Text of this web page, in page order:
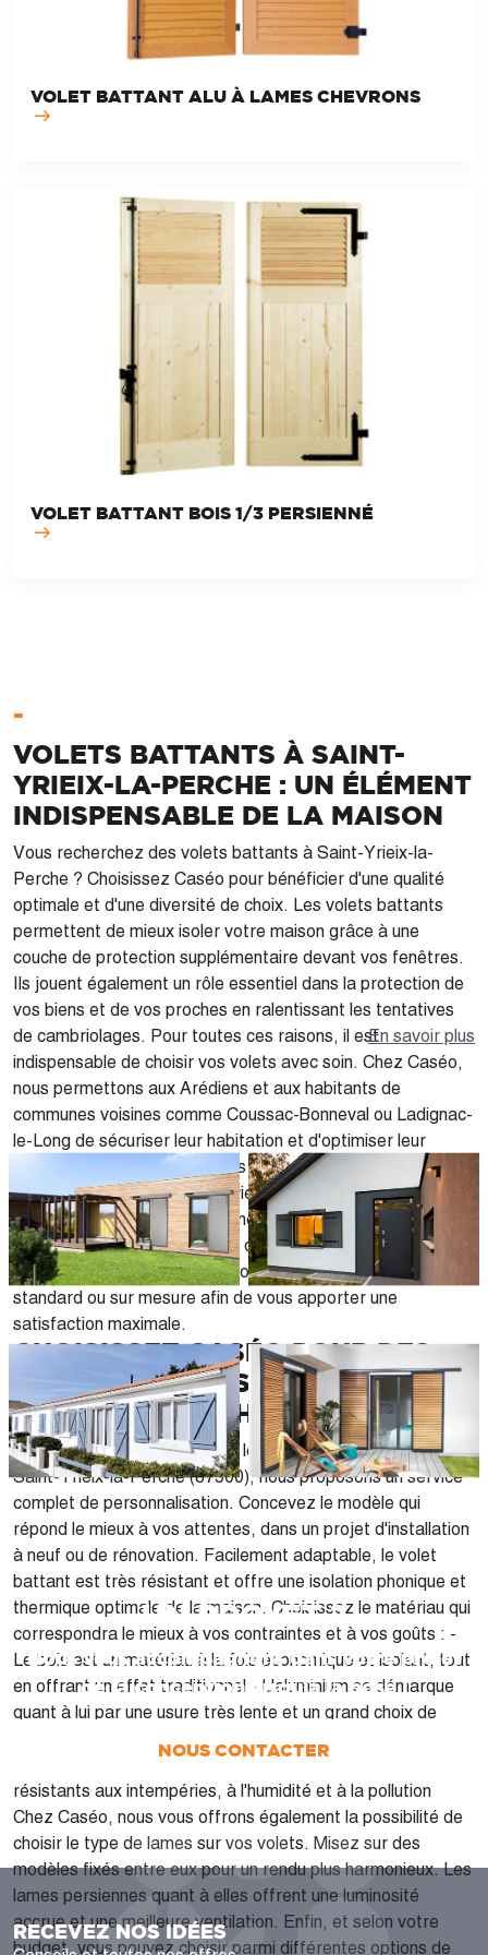
VOLET BATTANT ALU À LAMES CHEVRONS
VOLET BATTANT BOIS 1/3 PERSIENNÉ
-
VOLETS BATTANTS À SAINT-
YRIEIX-LA-PERCHE : UN ÉLÉMENT
INDISPENSABLE DE LA MAISON
Vous recherchez des volets battants à Saint-Yrieix-la-
Perche ? Choisissez Caséo pour bénéficier d'une qualité
optimale et d'une diversité de choix. Les volets battants
permettent de mieux isoler votre maison grâce à une
couche de protection supplémentaire devant vos fenêtres.
Ils jouent également un rôle essentiel dans la protection de
vos biens et de vos proches en ralentissant les tentatives
de cambriolages. Pour toutes ces raisons, il est
indispensable de choisir vos volets avec soin. Chez Caséo,
nous permettons aux Arédiens et aux habitants de
communes voisines comme Coussac-Bonneval ou Ladignac-
le-Long de sécuriser leur habitation et d'optimiser leur
confort. Nous vous proposons toute une gamme de volets
battants répondant à vos envies. Reconnus à travers toute
la région Nouvelle-Aquitaine, nous apportons également
notre expertise aux habitants de Jumilhac-le-Grand et
Glandon. Tous nos modèles sont proposés en version
standard ou sur mesure afin de vous apporter une
satisfaction maximale.
CHOISISSEZ CASÉO POUR DES
VOLETS SUR MESURE À SAINT-
YRIEIX-LA-PERCHE
Soucieux d'offrir à nos clients les meilleurs volets battants à
Saint-Yrieix-la-Perche (87500), nous proposons un service
complet de personnalisation. Concevez le modèle qui
répond le mieux à vos attentes, dans un projet d'installation
à neuf ou de rénovation. Facilement adaptable, le volet
battant est très résistant et offre une isolation phonique et
thermique optimale de la maison. Choisissez le matériau qui
correspondra le mieux à vos contraintes et à vos goûts : -
Le bois est un matériau à la fois économique et isolant, tout
en offrant un effet traditionnel - L'aluminium se démarque
quant à lui par une usure très lente et un grand choix de
résistants aux intempéries, à l'humidité et à la pollution
Chez Caséo, nous vous offrons également la possibilité de
choisir le type de lames sur vos volets. Misez sur des
modèles fixés entre eux pour un rendu plus harmonieux. Les
lames persiennes quant à elles offrent une luminosité
accrue et une meilleure ventilation. Enfin, et selon votre
budget, vous pouvez choisir parmi différentes options de
En savoir plus
UN PROJET ?
Nous vous accompagnons dans votre projet
de la conception jusqu’à la pose !
NOUS CONTACTER
RECEVEZ NOS IDÉES